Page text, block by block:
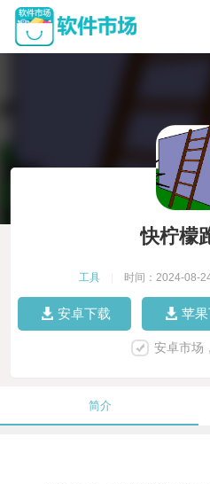
快柠檬
工具 时间：2024-08-
安卓下载 苹
安卓市场
简介